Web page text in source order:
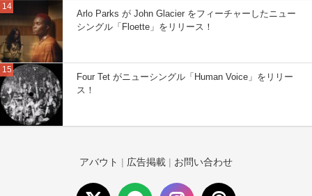
Arlo Parks が John Glacier をフィーチャーしたニュー
シングル「Floette」をリリース！
Four Tet がニューシングル「Human Voice」をリリー
ス！
アバウト | 広告掲載 | お問い合わせ